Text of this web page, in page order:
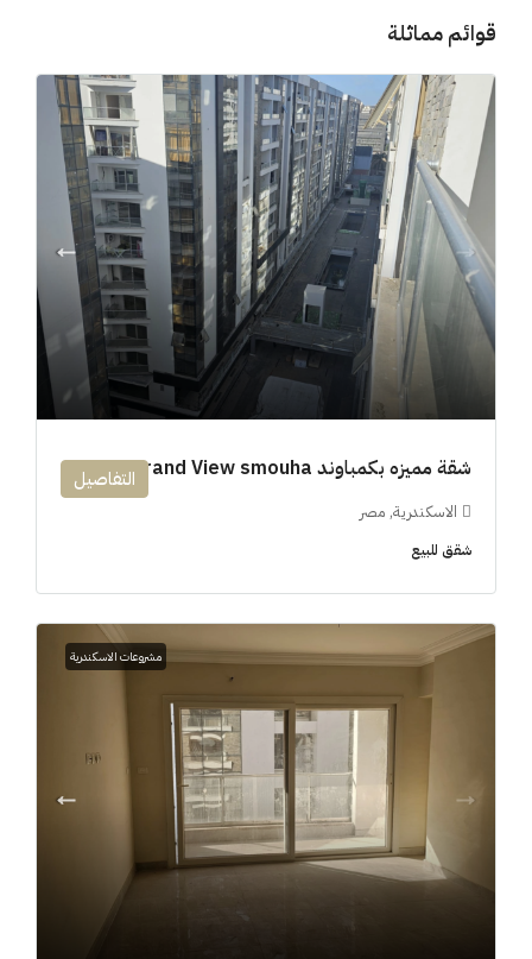
قوائم مماثلة
شقة مميزه بكمباوند 194m Grand View smouha
الاسكندرية, مصر
شقق للبيع
التفاصيل
مشروعات الاسكندرية